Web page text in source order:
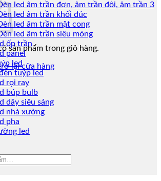
sản phẩm trong giỏ hàng.
lại cửa hàng
led âm trần đơn, âm trần đôi, âm trần 3
led âm trần khối đúc
led âm trần mặt cong
led âm trần siêu mỏng
ốp trần
panel
led
tuýp led
rọi ray
búp bulb
dây siêu sáng
nhà xưởng
pha
led